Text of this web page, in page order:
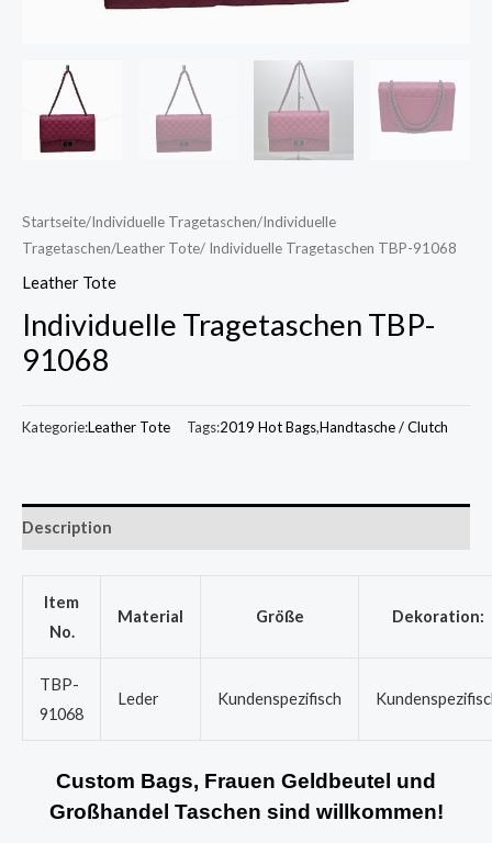
Startseite/Individuelle Tragetaschen/Individuelle
Tragetaschen/Leather Tote/ Individuelle Tragetaschen TBP-91068
Leather Tote
Individuelle Tragetaschen TBP-
91068
Kategorie:Leather Tote Tags:2019 Hot Bags,Handtasche / Clutch
Description
Item
No.
Material Größe Dekoration:
TBP-
91068
Leder Kundenspezifisch
Custom Bags, Frauen Geldbeutel und
Großhandel Taschen sind willkommen!